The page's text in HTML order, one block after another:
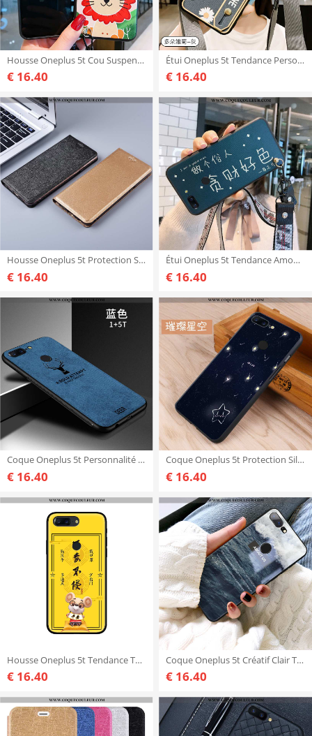
Housse Oneplus 5t Cou Suspendu Rose Frais, Étui Oneplus 5t Fluide Doux Créatif
€ 16.40
Étui Oneplus 5t Tendance Personnalité Tout Compris, Coque Oneplus 5t Fluide Doux Peinture Gris
€ 16.40
Housse Oneplus 5t Protection Silicone Noir, Étui Oneplus 5t Cuir Noir
€ 16.40
Étui Oneplus 5t Tendance Amoureux Téléphone Portable, Coque Oneplus 5t Fluide Doux Personnalité Bleu
€ 16.40
Coque Oneplus 5t Personnalité Bleu Protection, Housse Oneplus 5t Créatif Délavé En Daim
€ 16.40
Coque Oneplus 5t Protection Silicone Étui, Housse Oneplus 5t Délavé En Daim Noir
€ 16.40
Housse Oneplus 5t Tendance Téléphone Portable Personnalité, Étui Oneplus 5t Fluide Doux Créatif Jaun
€ 16.40
Coque Oneplus 5t Créatif Clair Tout Compris, Housse Oneplus 5t Tendance Bleu
€ 16.40